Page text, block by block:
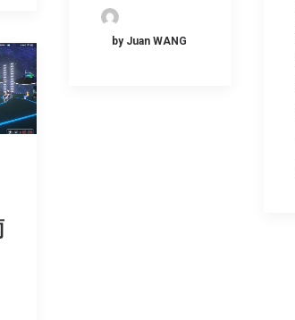
by Juan WANG